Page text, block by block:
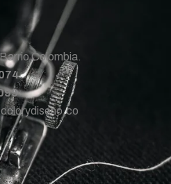
Colombia.